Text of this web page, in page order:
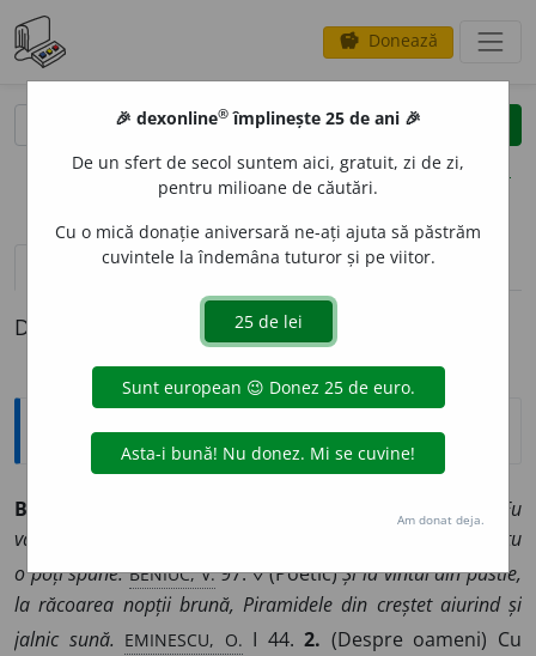
savings Donează
clear
opțiuni
definiții (1) pronunțievolume_up (17)
Definiția cu ID-ul 901167:
Explicative DEX
BRUN, -Ă,
Codrule... Eu
văd numai pete roșii-brune. Dar jalea vestitelor oști Doar tu
o poți spune. BENIUC, V.97. ◊ (Poetic)Și la vîntul din pustie,
la răcoarea nopții brună, Piramidele din creștet aiurind și
jalnic sună. EMINESCU, O. I 44.2. (Despre oameni) Cu
🎉 dexonline® împlinește 25 de ani 🎉
De un sfert de secol suntem aici, gratuit, zi de zi,
pentru milioane de căutări.
Cu o mică donație aniversară ne-ați ajuta să păstrăm
cuvintele la îndemâna tuturor și pe viitor.
Am donat deja.